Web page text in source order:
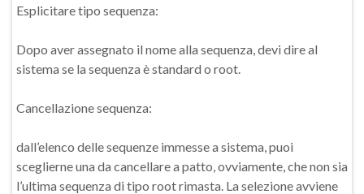
Esplicitare tipo sequenza:
Dopo aver assegnato il nome alla sequenza, devi dire al
sistema se la sequenza è standard o root.
Cancellazione sequenza:
dall’elenco delle sequenze immesse a sistema, puoi
sceglierne una da cancellare a patto, ovviamente, che non sia
l’ultima sequenza di tipo root rimasta. La selezione avviene